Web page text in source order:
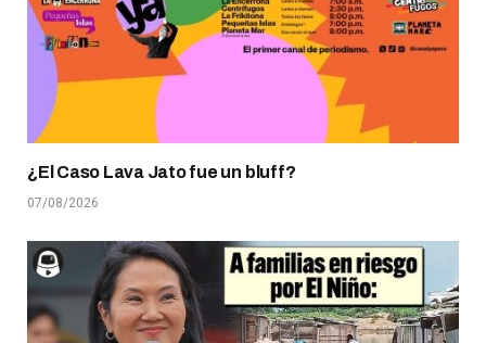
¿El Caso Lava Jato fue un bluff?
07/08/2026